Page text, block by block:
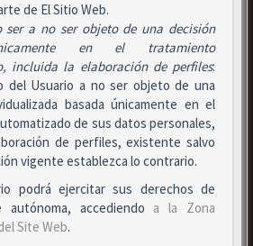
de El Sitio Web.
ser a no ser objeto de una decisión
en el tratamiento
incluida la elaboración de perfiles:
del Usuario a no ser objeto de una
basada únicamente en el
de sus datos personales,
de perfiles, existente salvo
vigente establezca lo contrario.
podrá ejercitar sus derechos de
autónoma, accediendo a la Zona
Site Web.